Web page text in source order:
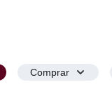
Comprar